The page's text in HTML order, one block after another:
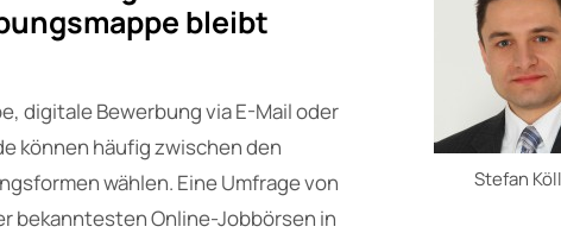
Stefan
bleibt
digitale Bewerbung via E-Mail oder
können häufig zwischen den
wählen. Eine Umfrage von
bekanntesten Online-Jobbörsen in